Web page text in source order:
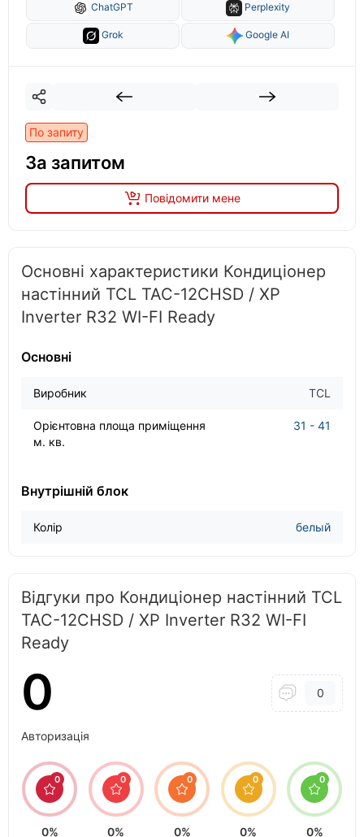
ChatGPT Perplexity
Grok Google AI
По запиту
За запитом
Повідомити мене
Основні характеристики Кондиціонер
настінний TCL TAC-12CHSD / XP
Inverter R32 WI-FI Ready
Основні
Виробник TCL
Орієнтовна площа приміщення
м. кв.
31 - 41
Внутрішній блок
Колір белый
Відгуки про Кондиціонер настінний TCL
TAC-12CHSD / XP Inverter R32 WI-FI
Ready
0 0
Авторизація
0
0%
0
0%
0
0%
0
0%
0
0%